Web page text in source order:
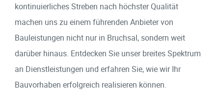
kontinuierliches Streben nach höchster Qualität
machen uns zu einem führenden Anbieter von
Bauleistungen nicht nur in Bruchsal, sondern weit
darüber hinaus. Entdecken Sie unser breites Spektrum
an Dienstleistungen und erfahren Sie, wie wir Ihr
Bauvorhaben erfolgreich realisieren können.